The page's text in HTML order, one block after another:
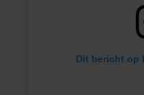
Dit bericht op